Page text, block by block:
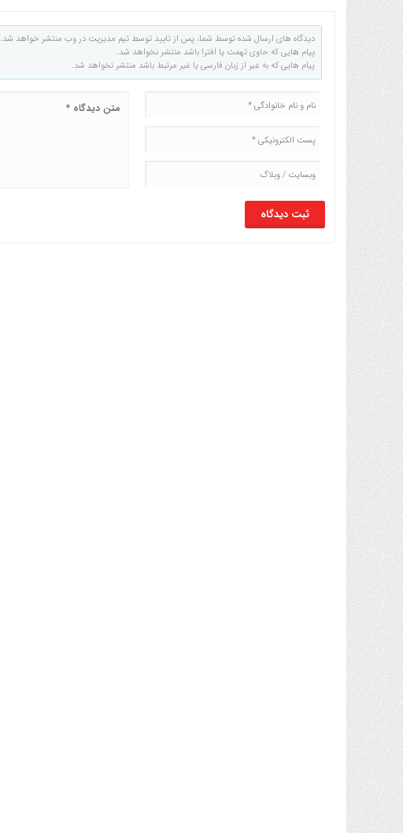
دیدگاه های ارسال شده توسط شما، پس از تایید توسط تیم مدیریت در وب منتشر خواهد شد.
پیام هایی که حاوی تهمت یا افترا باشد منتشر نخواهد شد.
پیام هایی که به غیر از زبان فارسی یا غیر مرتبط باشد منتشر نخواهد شد.